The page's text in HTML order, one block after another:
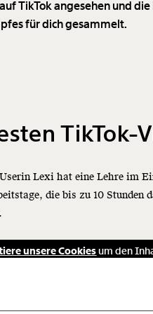
TikTok angesehen und
für dich gesammelt.
TikTok-
Lexi hat eine Lehre im
die bis zu 10 Stunden
unsere Cookiesum den